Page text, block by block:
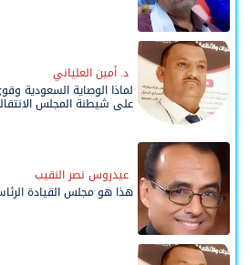
د. أمين العلياني
لماذا الوصاية السعودية
على شيطنة المجلس
عيدروس نصر النقيب
هذا هو مجلس القيادة